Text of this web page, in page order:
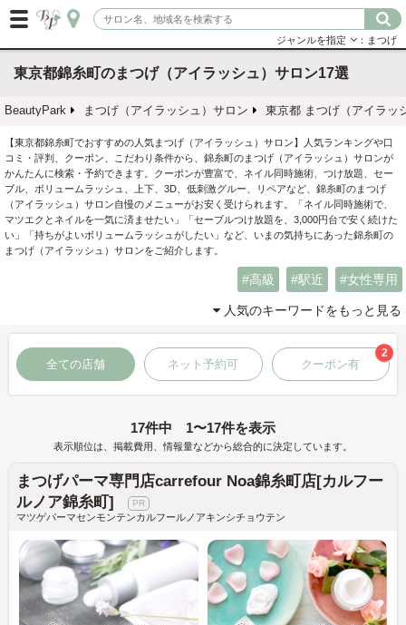
ジャンルを指定 ：まつげ
東京都錦糸町のまつげ（アイラッシュ）サロン17選
BeautyPark まつげ（アイラッシュ）サロン 東京都 まつげ（アイラッ
【東京都錦糸町でおすすめの人気まつげ（アイラッシュ）サロン】人気ランキングや口
コミ・評判、クーポン、こだわり条件から、錦糸町のまつげ（アイラッシュ）サロンが
かんたんに検索・予約できます。クーポンが豊富で、ネイル同時施術、つけ放題、セー
ブル、ボリュームラッシュ、上下、3D、低刺激グルー、リペアなど、錦糸町のまつげ
（アイラッシュ）サロン自慢のメニューがお安く受けられます。「ネイル同時施術で、
マツエクとネイルを一気に済ませたい」「セーブルつけ放題を、3,000円台で安く続けた
い」「持ちがよいボリュームラッシュがしたい」など、いまの気持ちにあった錦糸町の
まつげ（アイラッシュ）サロンをご紹介します。
高級 駅近 女性専用
人気のキーワードをもっと見る
全ての店舗 ネット予約可 クーポン有
2
17件中 1〜17件を表示
表示順位は、掲載費用、情報量などから総合的に決定しています。
まつげパーマ専門店carrefour Noa錦糸町店[カルフー
ルノア錦糸町]
マツゲパーマセンモンテンカルフールノアキンシチョウテン